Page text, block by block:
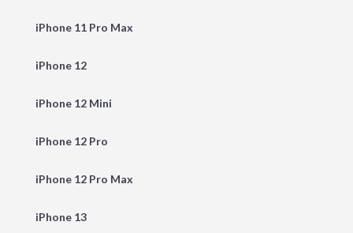
iPhone 11 Pro Max
iPhone 12
iPhone 12 Mini
iPhone 12 Pro
iPhone 12 Pro Max
iPhone 13